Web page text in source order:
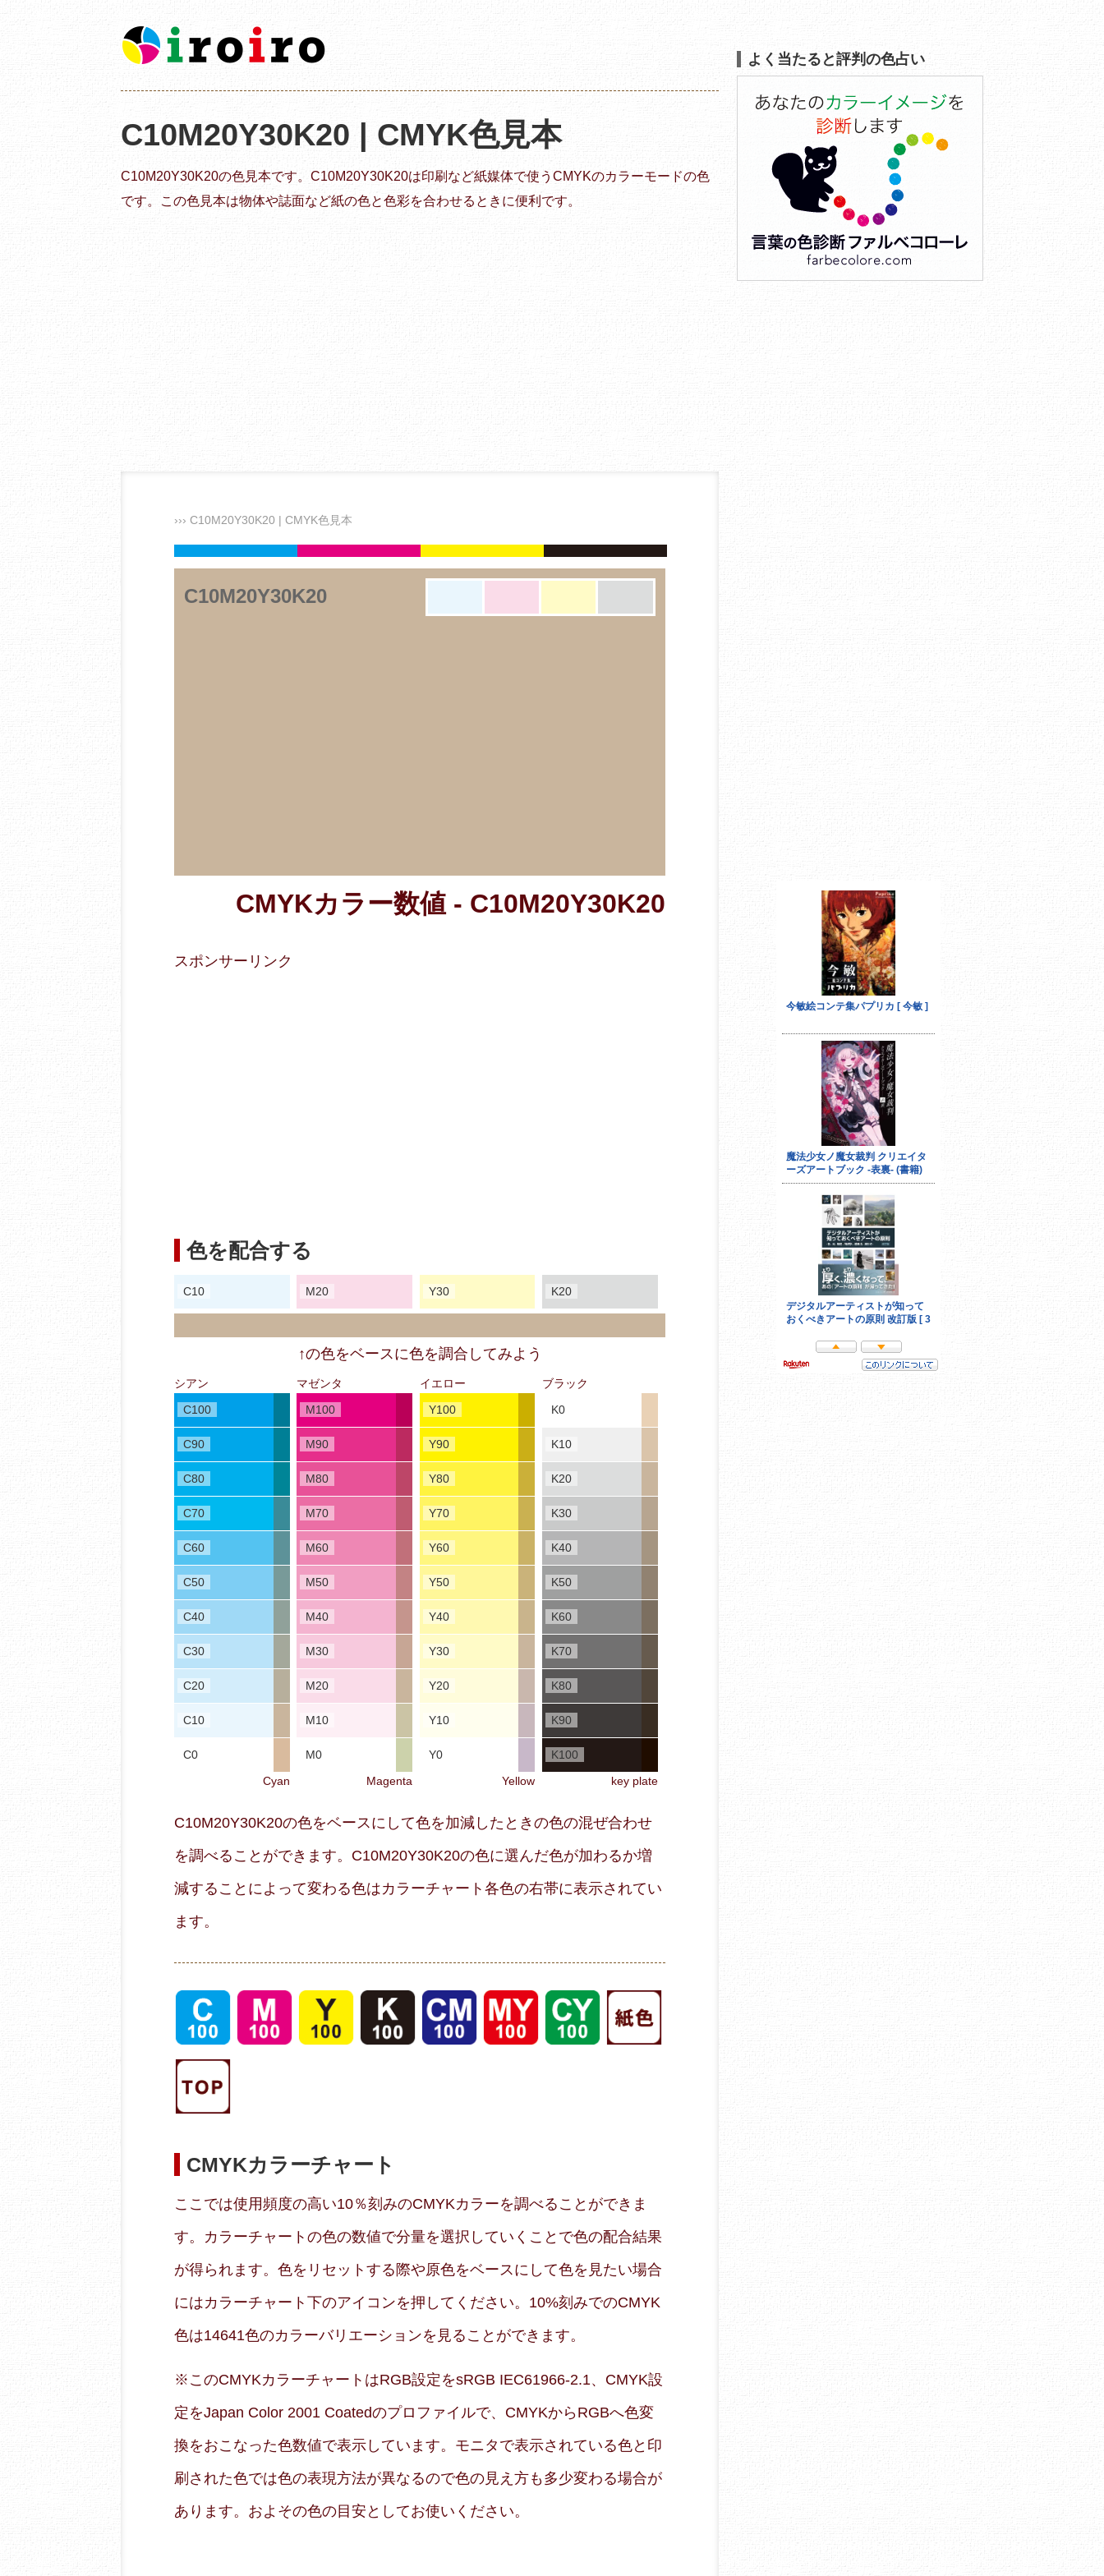
C10M20Y30K20 | CMYK色見本
C10M20Y30K20の色見本です。C10M20Y30K20は印刷など紙媒体で使うCMYKのカラーモードの色
です。この色見本は物体や誌面など紙の色と色彩を合わせるときに便利です。
››› C10M20Y30K20 | CMYK色見本
C10M20Y30K20
CMYKカラー数値 - C10M20Y30K20
スポンサーリンク
色を配合する
C10 M20 Y30 K20
↑の色をベースに色を調合してみよう
シアン
C100
C90
C80
C70
C60
C50
C40
C30
C20
C10
C0
Cyan
マゼンタ
M100
M90
M80
M70
M60
M50
M40
M30
M20
M10
M0
Magenta
イエロー
Y100
Y90
Y80
Y70
Y60
Y50
Y40
Y30
Y20
Y10
Y0
Yellow
ブラック
K0
K10
K20
K30
K40
K50
K60
K70
K80
K90
K100
key plate
C10M20Y30K20の色をベースにして色を加減したときの色の混ぜ合わせ
を調べることができます。C10M20Y30K20の色に選んだ色が加わるか増
減することによって変わる色はカラーチャート各色の右帯に表示されてい
ます。
CMYKカラーチャート
ここでは使用頻度の高い10％刻みのCMYKカラーを調べることができま
す。カラーチャートの色の数値で分量を選択していくことで色の配合結果
が得られます。色をリセットする際や原色をベースにして色を見たい場合
にはカラーチャート下のアイコンを押してください。10%刻みでのCMYK
色は14641色のカラーバリエーションを見ることができます。
※このCMYKカラーチャートはRGB設定をsRGB IEC61966-2.1、CMYK設
定をJapan Color 2001 Coatedのプロファイルで、CMYKからRGBへ色変
換をおこなった色数値で表示しています。モニタで表示されている色と印
刷された色では色の表現方法が異なるので色の見え方も多少変わる場合が
あります。およその色の目安としてお使いください。
よく当たると評判の色占い